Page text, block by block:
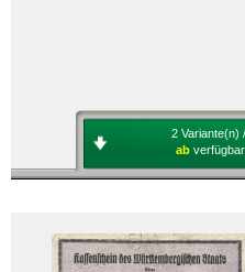
2 Variante(n)
ab